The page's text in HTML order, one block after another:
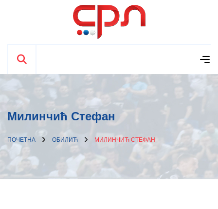
Милинчић Стефан
ПОЧЕТНА ОБИЛИЋ МИЛИНЧИЋ СТЕФАН